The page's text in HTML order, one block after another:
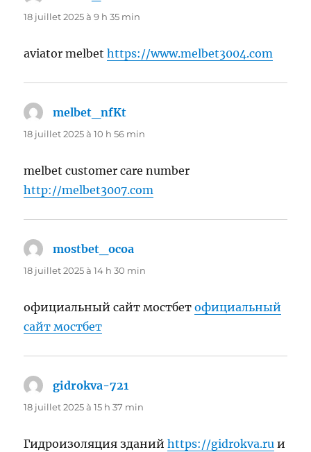
18 juillet 2025 à 9 h 35 min
aviator melbethttps://www.melbet3004.com
melbet_nfKt
18 juillet 2025 à 10 h 56 min
melbet customer care number
http://melbet3007.com
mostbet_ocoa
18 juillet 2025 à 14 h 30 min
официальный сайт мостбетофициальный
сайт мостбет
gidrokva-721
18 juillet 2025 à 15 h 37 min
Гидроизоляция зданийhttps://gidrokva.ru и